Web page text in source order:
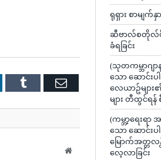
Tumblr Email
Website
ရုရှား စာမျက်နှာ
ဆီဗာလ်စတိုလ်ပိုမ
ခံရခြင်း
(သုတကမ္ဘာဂျ
သော ဆောင်းပ
လေယာဥ်မျာ
များ တီထွင်ရန်
(ကမ္ဘာ့ရေးရာ
သော ဆောင်းပ
မြောက်အတ္တလ
လေ့လာခြင်း